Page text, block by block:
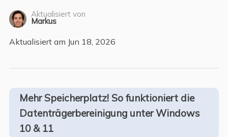
Aktualisiert von
Markus
Aktualisiert am Jun 18, 2026
Mehr Speicherplatz! So funktioniert die
Datenträgerbereinigung unter Windows
10 & 11